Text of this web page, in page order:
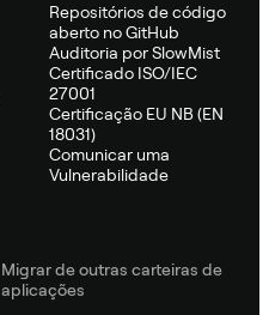
Repositórios de código
aberto no GitHub
Auditoria por SlowMist
Certificado ISO/IEC
27001
Certificação EU NB (EN
18031)
Comunicar uma
Vulnerabilidade
Migrar de outras carteiras de
aplicações